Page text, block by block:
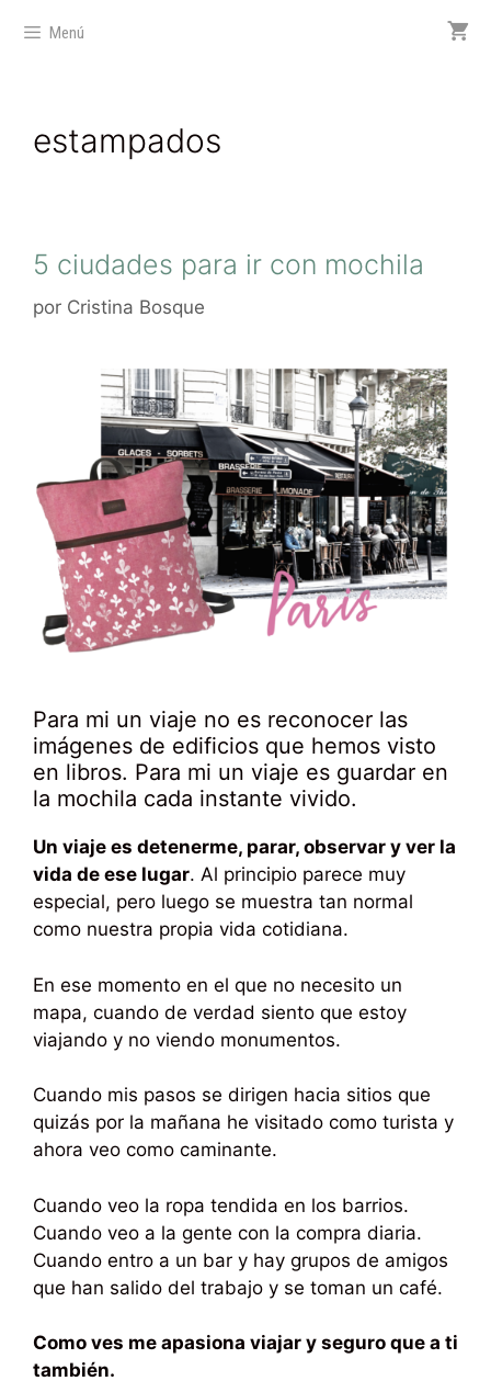
Menú
estampados
5 ciudades para ir con mochila
por Cristina Bosque
Para mi un viaje no es reconocer las
imágenes de edificios que hemos visto
en libros. Para mi un viaje es guardar en
la mochila cada instante vivido.
Un viaje es detenerme, parar, observar y ver la
vida de ese lugar. Al principio parece muy
especial, pero luego se muestra tan normal
como nuestra propia vida cotidiana.
En ese momento en el que no necesito un
mapa, cuando de verdad siento que estoy
viajando y no viendo monumentos.
Cuando mis pasos se dirigen hacia sitios que
quizás por la mañana he visitado como turista y
ahora veo como caminante.
Cuando veo la ropa tendida en los barrios.
Cuando veo a la gente con la compra diaria.
Cuando entro a un bar y hay grupos de amigos
que han salido del trabajo y se toman un café.
Como ves me apasiona viajar y seguro que a ti
también.